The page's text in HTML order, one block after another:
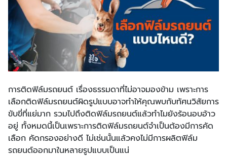
การติดฟิล์มรถยนต์ เรื่องธรรมดาที่ไม่อาจมองข้าม เพราะการ
เลือกติดฟิล์มรถยนต์ผิดรูปแบบอาจทำให้คุณพบกับทัศนวิสัยการ
ขับขี่ที่แย่มาก รวมไปถึงติดฟิล์มรถยนต์แล้วทำไมยังร้อนอบอ้าว
อยู่ ทั้งหมดนี้เป็นเพราะการติดฟิล์มรถยนต์จำเป็นต้องมีการคัด
เลือก คัดกรองอย่างดี ไม่เช่นนั้นแล้วคงไม่มีการผลิตฟิล์ม
รถยนต์ออกมาในหลายรูปแบบเป็นแน่